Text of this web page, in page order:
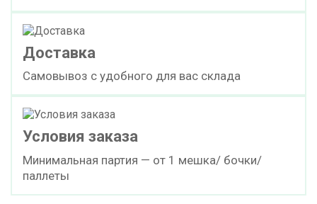
бочка (200 кг)
Отвердитель марки D.E.Н. 804
бочка (200 кг) cкачать TDS
ПОД ЗАКАЗ
Доставка
Самовывоз с удобного для вас склада
Условия заказа
Минимальная партия — от 1 мешка/ бочки/
паллеты